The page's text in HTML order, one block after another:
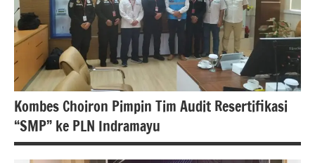
Kombes Choiron Pimpin Tim Audit Resertifikasi
“SMP” ke PLN Indramayu